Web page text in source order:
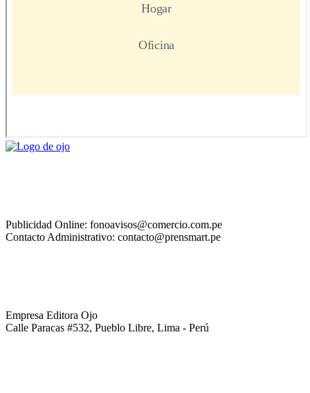
Publicidad Online: fonoavisos@comercio.com.pe
Contacto Administrativo: contacto@prensmart.pe
Empresa Editora Ojo
Calle Paracas #532, Pueblo Libre, Lima - Perú